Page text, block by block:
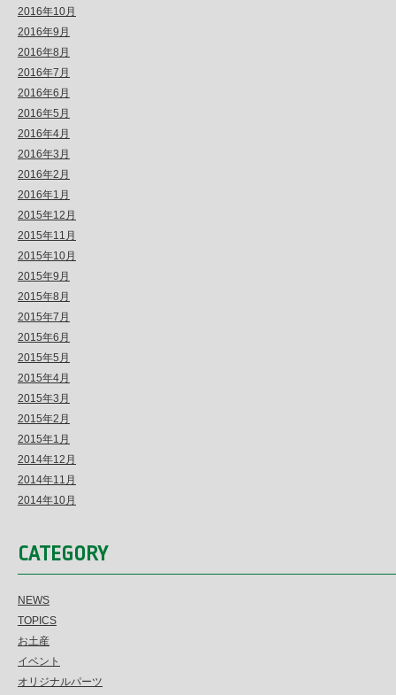
2016年10月
2016年9月
2016年8月
2016年7月
2016年6月
2016年5月
2016年4月
2016年3月
2016年2月
2016年1月
2015年12月
2015年11月
2015年10月
2015年9月
2015年8月
2015年7月
2015年6月
2015年5月
2015年4月
2015年3月
2015年2月
2015年1月
2014年12月
2014年11月
2014年10月
CATEGORY
NEWS
TOPICS
お土産
イベント
オリジナルパーツ